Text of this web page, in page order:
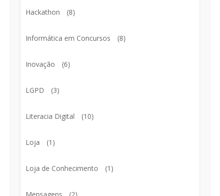
Hackathon (8)
Informática em Concursos (8)
Inovação (6)
LGPD (3)
Literacia Digital (10)
Loja (1)
Loja de Conhecimento (1)
Mensagens (2)